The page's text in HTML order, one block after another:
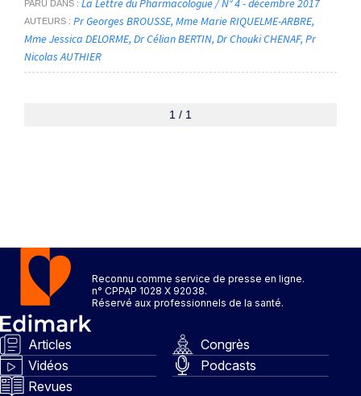
PARU DANS La Lettre du Pharmacologue / N° 4 - décembre 2017
AUTEURS Pr Georges BROUSSE Mme Marie RIQUELME-ARBRE
Mme Jessica DELORME Dr Célian BERTIN Dr Chouki CHENAF Pr
Nicolas AUTHIER
1 / 1
Reconnu comme service de presse en ligne.
n° CPPAP 1028 X 92038.
Réservé aux professionnels de la santé.
Articles
Congrès
Vidéos
Podcasts
Revues